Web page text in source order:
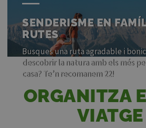
SENDERISME EN
RUTES
Busques una ruta agradable i
descobrir la natura amb els més
casa? Te’n recomanem 22!
ORGANITZA
VIATGE